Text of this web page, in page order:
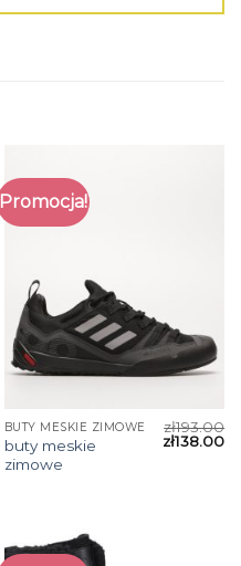
Promocja!
BUTY MESKIE ZIMOWE
buty meskie
zimowe
zł193.00
zł138.00